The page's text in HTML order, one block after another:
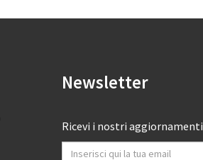
Newsletter
Ricevi i nostri aggiornamenti